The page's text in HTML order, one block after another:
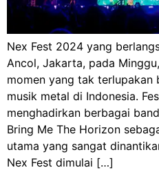
Nex Fest 2024 yang
Ancol, Jakarta, pada
momen yang tak terlupakan
musik metal di Indonesia.
menghadirkan berbagai
Bring Me The Horizon
utama yang sangat
Nex Fest dimulai […]